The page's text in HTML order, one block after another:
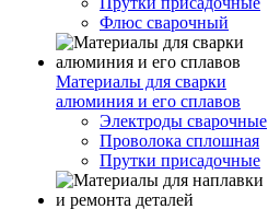
Флюс сварочный
Материалы для сварки
алюминия и его сплавов
Электроды сварочные
Проволока сплошная
Прутки присадочные